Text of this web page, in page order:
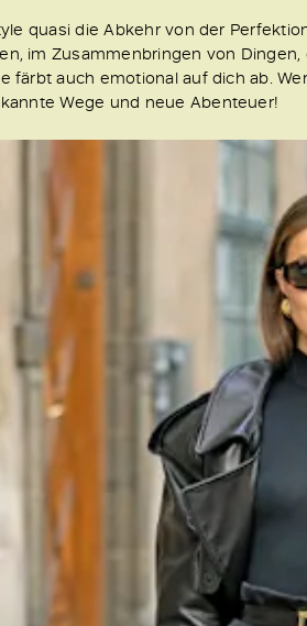
quasi die Abkehr von der
im Zusammenbringen von
färbt auch emotional auf dich ab.
Wege und neue Abenteuer!